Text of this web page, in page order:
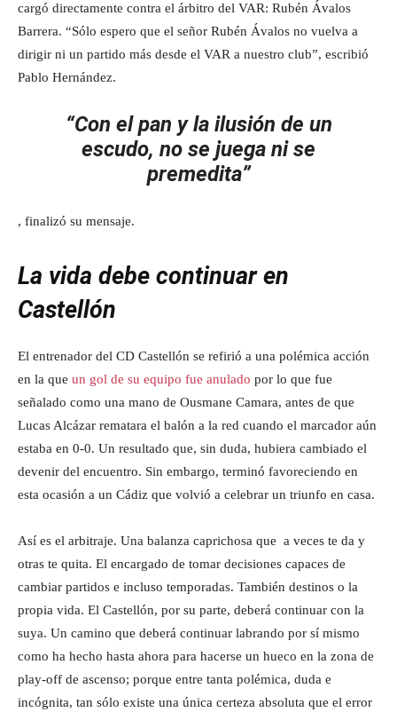
cargó directamente contra el árbitro del VAR: Rubén Ávalos
Barrera. “Sólo espero que el señor Rubén Ávalos no vuelva a
dirigir ni un partido más desde el VAR a nuestro club”, escribió
Pablo Hernández.
“Con el pan y la ilusión de un
escudo, no se juega ni se
premedita”
, finalizó su mensaje.
La vida debe continuar en
Castellón
El entrenador del CD Castellón se refirió a una polémica acción
en la que un gol de su equipo fue anulado por lo que fue
señalado como una mano de Ousmane Camara, antes de que
Lucas Alcázar rematara el balón a la red cuando el marcador aún
estaba en 0-0. Un resultado que, sin duda, hubiera cambiado el
devenir del encuentro. Sin embargo, terminó favoreciendo en
esta ocasión a un Cádiz que volvió a celebrar un triunfo en casa.
Así es el arbitraje. Una balanza caprichosa que a veces te da y
otras te quita. El encargado de tomar decisiones capaces de
cambiar partidos e incluso temporadas. También destinos o la
propia vida. El Castellón, por su parte, deberá continuar con la
suya. Un camino que deberá continuar labrando por sí mismo
como ha hecho hasta ahora para hacerse un hueco en la zona de
play-off de ascenso; porque entre tanta polémica, duda e
incógnita, tan sólo existe una única certeza absoluta que el error